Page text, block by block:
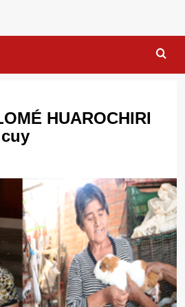
HUAROCHIRI